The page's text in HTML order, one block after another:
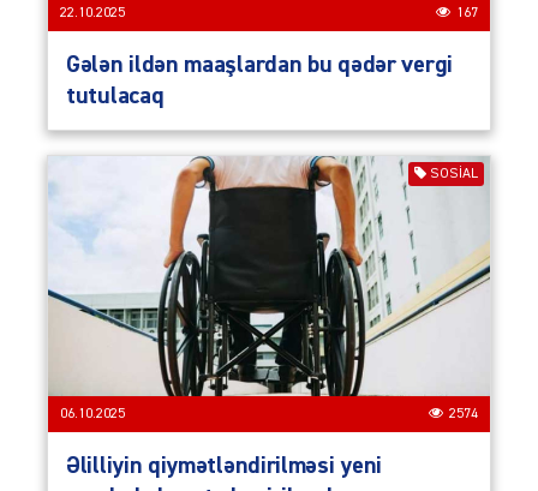
22.10.2025 167
Gələn ildən maaşlardan bu qədər vergi
tutulacaq
SOSIAL
06.10.2025 2574
Əlilliyin qiymətləndirilməsi yeni